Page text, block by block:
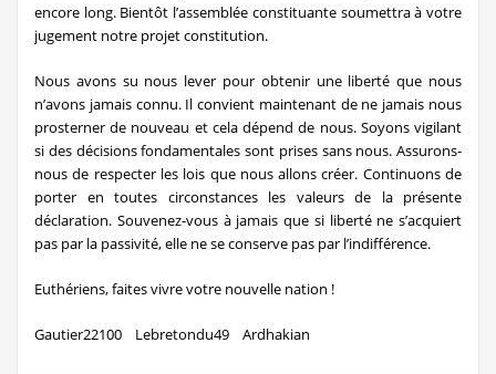
encore long. Bientôt l’assemblée constituante soumettra à votre
jugement notre projet constitution.
Nous avons su nous lever pour obtenir une liberté que nous
n’avons jamais connu. Il convient maintenant de ne jamais nous
prosterner de nouveau et cela dépend de nous. Soyons vigilant
si des décisions fondamentales sont prises sans nous. Assurons-
nous de respecter les lois que nous allons créer. Continuons de
porter en toutes circonstances les valeurs de la présente
déclaration. Souvenez-vous à jamais que si liberté ne s’acquiert
pas par la passivité, elle ne se conserve pas par l’indifférence.
Euthériens, faites vivre votre nouvelle nation !
Gautier22100 Lebretondu49 Ardhakian